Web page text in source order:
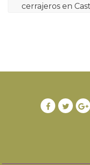
cerrajeros en